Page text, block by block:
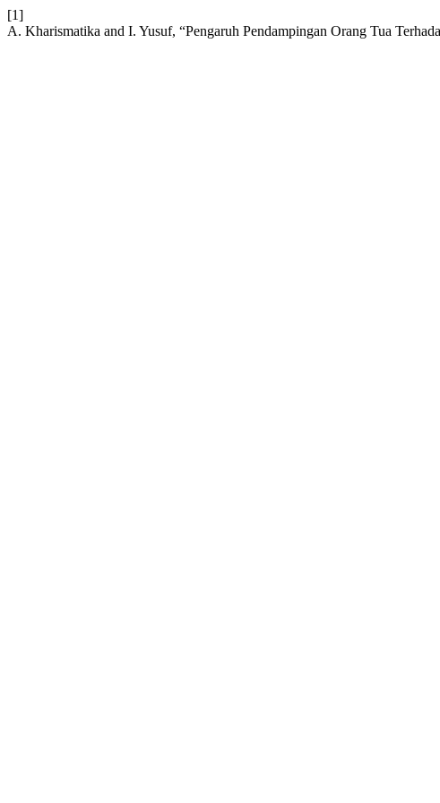
[1]
A. Kharismatika and I. Yusuf, “Pengaruh Pendampingan Orang Tua